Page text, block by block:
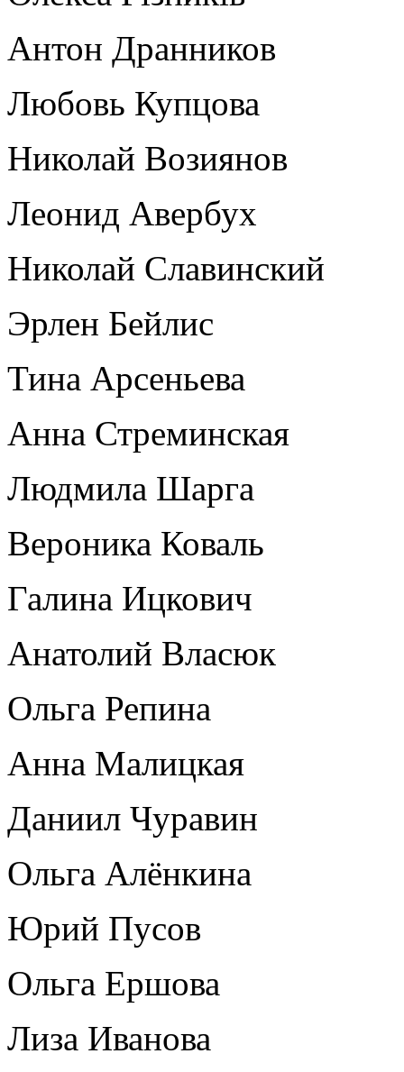
Антон Дранников
Любовь Купцова
Николай Возиянов
Леонид Авербух
Николай Славинский
Эрлен Бейлис
Тина Арсеньева
Анна Стреминская
Людмила Шарга
Вероника Коваль
Галина Ицкович
Анатолий Власюк
Ольга Репина
Анна Малицкая
Даниил Чуравин
Ольга Алёнкина
Юрий Пусов
Ольга Ершова
Лиза Иванова